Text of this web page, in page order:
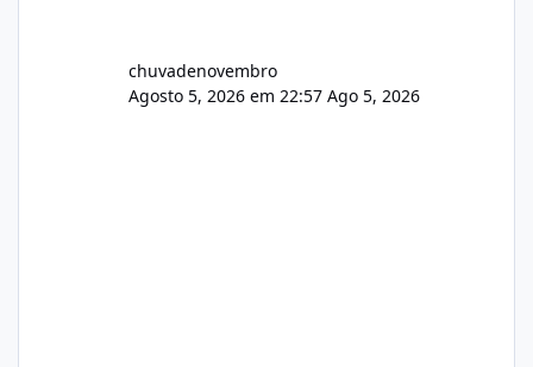
chuvadenovembro
Agosto 5, 2026 em 22:57 Ago 5, 2026